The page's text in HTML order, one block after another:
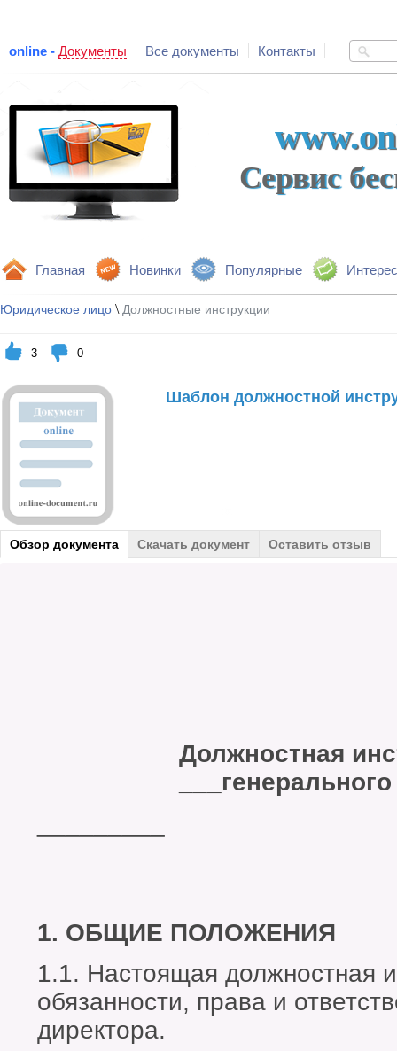
online - Документы Все документы Контакты
Сервис
Главная Новинки Популярные
Юридическое лицо \ Должностные инструкции
3 0
Шаблон должностной
Обзор документа Скачать документ Оставить отзыв
Должностная
1. ОБЩИЕ ПОЛОЖЕНИЯ
1.1. Настоящая должностная
обязанности, права и
директора.